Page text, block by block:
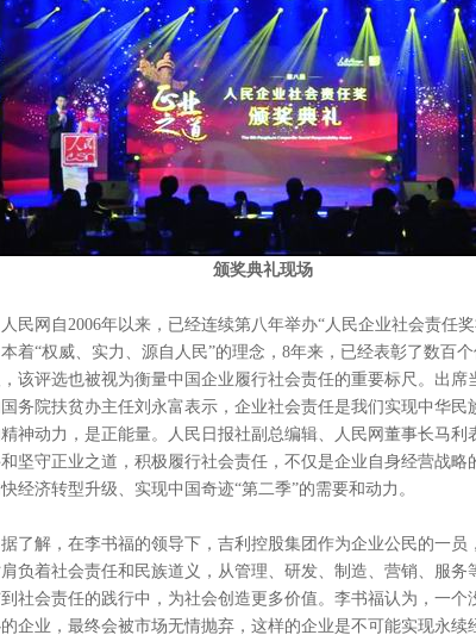
颁奖典礼现场
网自2006年以来，已经连续第八年举办“人民企业社会责任奖
着“权威、实力、源自人民”的理念，8年来，已经表彰了数百
该评选也被视为衡量中国企业履行社会责任的重要标尺。出席
务院扶贫办主任刘永富表示，企业社会责任是我们实现中华民
神动力，是正能量。人民日报社副总编辑、人民网董事长马利
坚守正业之道，积极履行社会责任，不仅是企业自身经营战略
经济转型升级、实现中国奇迹“第二季”的需要和动力。
解，在李书福的领导下，吉利控股集团作为企业公民的一员
肩负着社会责任和民族道义，从管理、研发、制造、营销、服务
社会责任的践行中，为社会创造更多价值。李书福认为，一个
企业，最终会被市场无情抛弃，这样的企业是不可能实现永续